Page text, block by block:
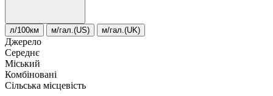
л/100км м/гал.(US) м/гал.(UK)
Джерело
Середнє
Міський
Комбіновані
Сільська місцевість